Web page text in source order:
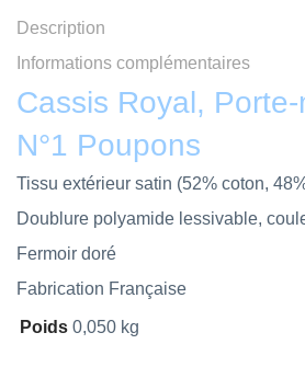
Description
Informations complémentaires
Cassis Royal,
N°1 Poupons
Tissu extérieur satin (52% coton,
Doublure polyamide lessivable,
Fermoir doré
Fabrication Française
Poids 0,050 kg